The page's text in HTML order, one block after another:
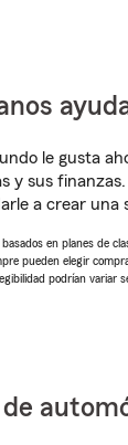
le gusta
y sus
a crear una
en planes de
pueden elegir
podrían variar